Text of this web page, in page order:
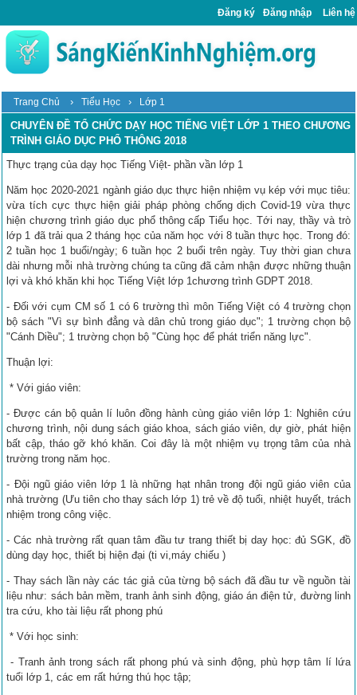
Đăng ký Đăng nhập Liên hệ
Trang Chủ › Tiểu Học › Lớp 1
CHUYÊN ĐỀ TỔ CHỨC DẠY HỌC TIẾNG VIỆT LỚP 1 THEO CHƯƠNG
TRÌNH GIÁO DỤC PHỔ THÔNG 2018
Thực trạng của dạy học Tiếng Việt- phần vần lớp 1
Năm học 2020-2021 ngành giáo dục thực hiện nhiệm vụ kép với mục tiêu:
vừa tích cực thực hiện giải pháp phòng chống dịch Covid-19 vừa thực
hiện chương trình giáo dục phổ thông cấp Tiểu học. Tới nay, thầy và trò
lớp 1 đã trải qua 2 tháng học của năm học với 8 tuần thực học. Trong đó:
2 tuần học 1 buổi/ngày; 6 tuần học 2 buổi trên ngày. Tuy thời gian chưa
dài nhưng mỗi nhà trường chúng ta cũng đã cảm nhận được những thuận
lợi và khó khăn khi học Tiếng Việt lớp 1chương trình GDPT 2018.
- Đối với cụm CM số 1 có 6 trường thì môn Tiếng Việt có 4 trường chọn
bộ sách "Vì sự bình đẳng và dân chủ trong giáo dục"; 1 trường chọn bộ
"Cánh Diều"; 1 trường chọn bộ "Cùng học để phát triển năng lực".
Thuận lợi:
* Với giáo viên:
- Được cán bộ quản lí luôn đồng hành cùng giáo viên lớp 1: Nghiên cứu
chương trình, nội dung sách giáo khoa, sách giáo viên, dự giờ, phát hiện
bất cập, tháo gỡ khó khăn. Coi đây là một nhiệm vụ trọng tâm của nhà
trường trong năm học.
- Đội ngũ giáo viên lớp 1 là những hạt nhân trong đội ngũ giáo viên của
nhà trường (Ưu tiên cho thay sách lớp 1) trẻ về độ tuổi, nhiệt huyết, trách
nhiệm trong công việc.
- Các nhà trường rất quan tâm đầu tư trang thiết bị day học: đủ SGK, đồ
dùng dạy học, thiết bị hiện đại (ti vi,máy chiếu )
- Thay sách lần này các tác giả của từng bộ sách đã đầu tư về nguồn tài
liệu như: sách bản mềm, tranh ảnh sinh động, giáo án điện tử, đường linh
tra cứu, kho tài liệu rất phong phú
* Với học sinh:
- Tranh ảnh trong sách rất phong phú và sinh động, phù hợp tâm lí lứa
tuổi lớp 1, các em rất hứng thú học tập;